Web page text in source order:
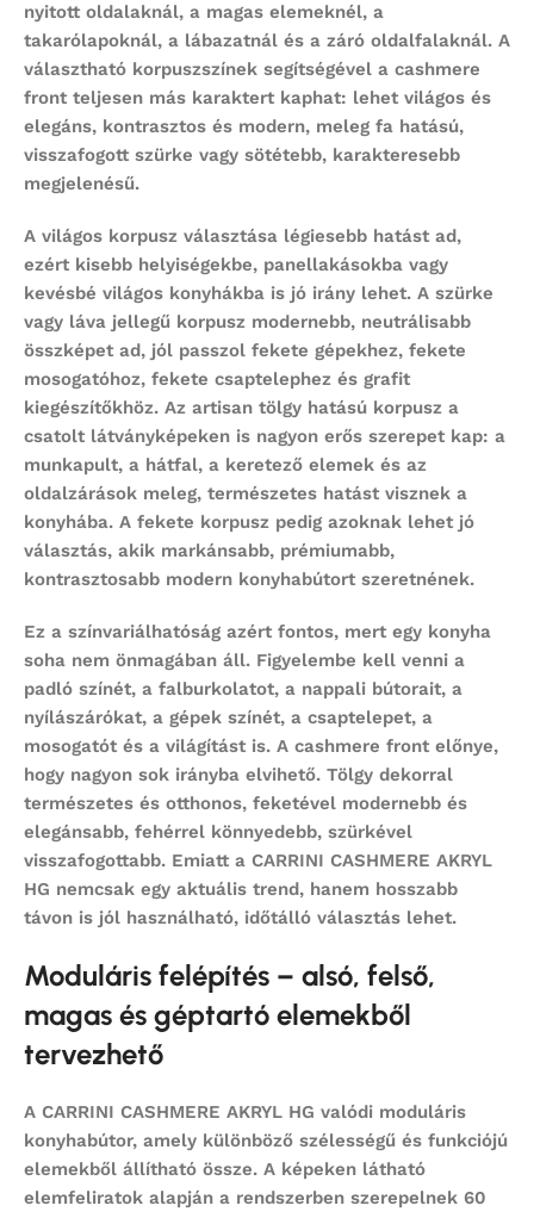
nyitott oldalaknál, a magas elemeknél, a
takarólapoknál, a lábazatnál és a záró oldalfalaknál. A
választható korpuszszínek segítségével a cashmere
front teljesen más karaktert kaphat: lehet világos és
elegáns, kontrasztos és modern, meleg fa hatású,
visszafogott szürke vagy sötétebb, karakteresebb
megjelenésű.
A világos korpusz választása légiesebb hatást ad,
ezért kisebb helyiségekbe, panellakásokba vagy
kevésbé világos konyhákba is jó irány lehet. A szürke
vagy láva jellegű korpusz modernebb, neutrálisabb
összképet ad, jól passzol fekete gépekhez, fekete
mosogatóhoz, fekete csaptelephez és grafit
kiegészítőkhöz. Az artisan tölgy hatású korpusz a
csatolt látványképeken is nagyon erős szerepet kap: a
munkapult, a hátfal, a keretező elemek és az
oldalzárások meleg, természetes hatást visznek a
konyhába. A fekete korpusz pedig azoknak lehet jó
választás, akik markánsabb, prémiumabb,
kontrasztosabb modern konyhabútort szeretnének.
Ez a színvariálhatóság azért fontos, mert egy konyha
soha nem önmagában áll. Figyelembe kell venni a
padló színét, a falburkolatot, a nappali bútorait, a
nyílászárókat, a gépek színét, a csaptelepet, a
mosogatót és a világítást is. A cashmere front előnye,
hogy nagyon sok irányba elvihető. Tölgy dekorral
természetes és otthonos, feketével modernebb és
elegánsabb, fehérrel könnyedebb, szürkével
visszafogottabb. Emiatt a CARRINI CASHMERE AKRYL
HG nemcsak egy aktuális trend, hanem hosszabb
távon is jól használható, időtálló választás lehet.
Moduláris felépítés – alsó, felső,
magas és géptartó elemekből
tervezhető
A CARRINI CASHMERE AKRYL HG valódi moduláris
konyhabútor, amely különböző szélességű és funkciójú
elemekből állítható össze. A képeken látható
elemfeliratok alapján a rendszerben szerepelnek 60